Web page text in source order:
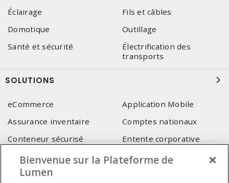
Éclairage
Fils et câbles
Domotique
Outillage
Santé et sécurité
Électrification des
transports
SOLUTIONS
eCommerce
Application Mobile
Assurance inventaire
Comptes nationaux
Conteneur sécurisé
Entente corporative
Service pour consultant-
intégrateur
Services techniques Lumen
Bienvenue sur la Plateforme de
Lumen